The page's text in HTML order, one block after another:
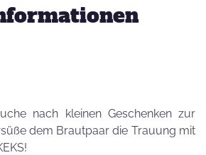
nach kleinen Geschenken zur
dem Brautpaar die Trauung mit